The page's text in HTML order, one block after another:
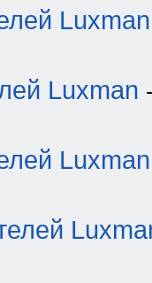
Luxman
Luxman
Luxman